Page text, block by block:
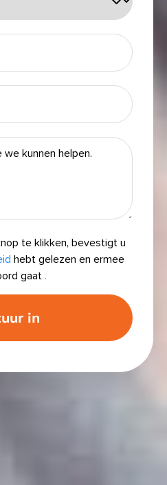
te klikken, bevestigt u
hebt gelezen en ermee
gaat .